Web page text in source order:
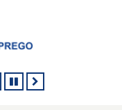
ANTERIOR
PAUSAR